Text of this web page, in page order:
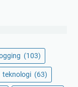
(103)
teknologi (63)